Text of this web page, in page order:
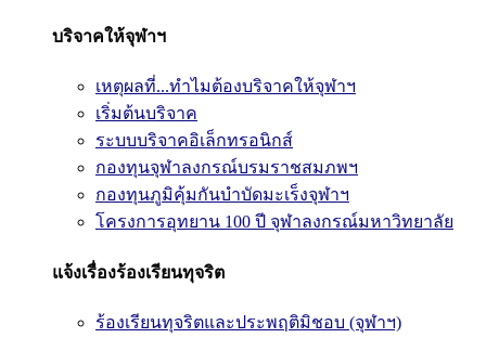
บริจาคให้จุฬาฯ
เหตุผลที่...ทำไมต้องบริจาคให้จุฬาฯ
เริ่มต้นบริจาค
ระบบบริจาคอิเล็กทรอนิกส์
กองทุนจุฬาลงกรณ์บรมราชสมภพฯ
กองทุนภูมิคุ้มกันบำบัดมะเร็งจุฬาฯ
โครงการอุทยาน 100 ปี จุฬาลงกรณ์มหาวิทยาลัย
แจ้งเรื่องร้องเรียนทุจริต
ร้องเรียนทุจริตและประพฤติมิชอบ (จุฬาฯ)